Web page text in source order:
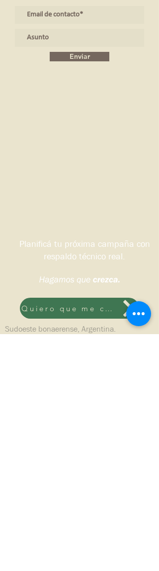
Enviar
Planificá tu próxima campaña con
respaldo técnico real.
Quiero que me contacten
Sudoeste bonaerense, Argentina.